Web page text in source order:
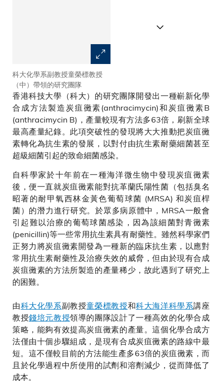
科大化學系副教授童榮標教授
（中）帶領的研究團隊
香港科技大學（科大）的研究團隊開發出一種嶄新化學
合成方法製造炭疽黴素(anthracimycin)和炭疽黴素B
(anthracimycin B)，產量較現有方法多63倍，刷新全球
最高產量紀錄。此項突破性的發現將大大推動把炭疽黴
素轉化為抗生素的發展，以對付由抗生素耐藥細菌甚至
超級細菌引起的致命細菌感染。
自科學家於十年前在一種海洋微生物中發現炭疽黴素
後，便一直就炭疽黴素能對抗革蘭氏陽性菌（包括臭名
昭著的耐甲氧西林金黃色葡萄球菌 (MRSA) 和炭疽桿
菌）的潛力進行研究。於眾多病原體中，MRSA一般會
引起難以治療的葡萄球菌感染，因為該細菌對青黴素
(penicillin)等一些常用抗生素具有耐藥性。雖然科學家們
正努力將炭疽黴素開發為一種新的臨床抗生素，以應對
常用抗生素耐藥性及治療失效的威脅，但由於現有合成
炭疽黴素的方法所製造的產量稀少，故此遇到了研究上
的困難。
由科大化學系副教授童榮標教授和科大海洋科學系講座
教授錢培元教授領導的團隊設計了一種高效的化學合成
策略，能夠有效提高炭疽黴素的產量。這個化學合成方
法僅由十個步驟組成，是現有合成炭疽黴素的路線中最
短。這不僅較目前的方法能生產多63倍的炭疽黴素，而
且於化學過程中所使用的試劑和溶劑減少，從而降低了
成本。